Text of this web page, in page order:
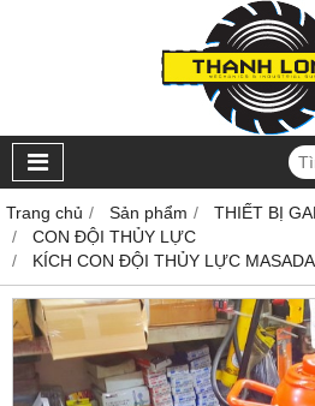
Trang chủ Sản phẩm
THIẾT BỊ
CON ĐỘI THỦY LỰC
KÍCH CON ĐỘI THỦY LỰC